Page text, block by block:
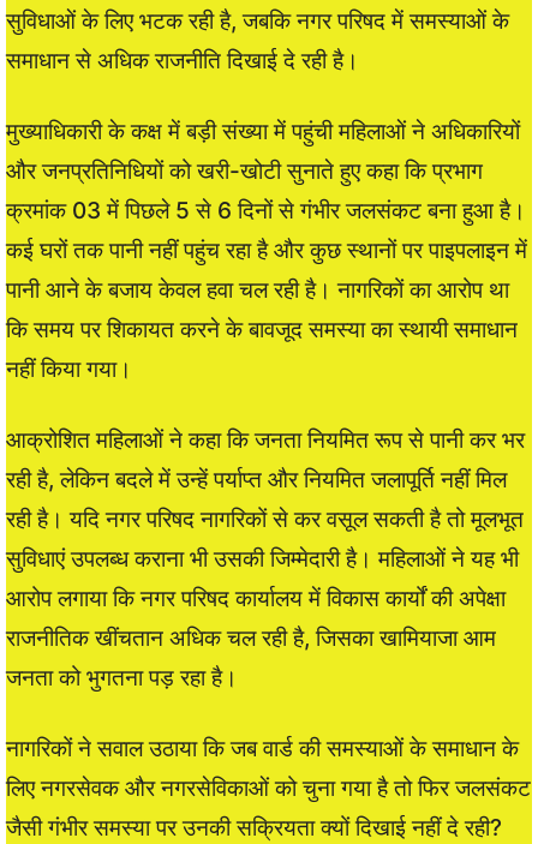
सुविधाओं के लिए भटक रही है, जबकि नगर परिषद में समस्याओं के
समाधान से अधिक राजनीति दिखाई दे रही है।
मुख्याधिकारी के कक्ष में बड़ी संख्या में पहुंची महिलाओं ने अधिकारियों
और जनप्रतिनिधियों को खरी-खोटी सुनाते हुए कहा कि प्रभाग
क्रमांक 03 में पिछले 5 से 6 दिनों से गंभीर जलसंकट बना हुआ है।
कई घरों तक पानी नहीं पहुंच रहा है और कुछ स्थानों पर पाइपलाइन में
पानी आने के बजाय केवल हवा चल रही है। नागरिकों का आरोप था
कि समय पर शिकायत करने के बावजूद समस्या का स्थायी समाधान
नहीं किया गया।
आक्रोशित महिलाओं ने कहा कि जनता नियमित रूप से पानी कर भर
रही है, लेकिन बदले में उन्हें पर्याप्त और नियमित जलापूर्ति नहीं मिल
रही है। यदि नगर परिषद नागरिकों से कर वसूल सकती है तो मूलभूत
सुविधाएं उपलब्ध कराना भी उसकी जिम्मेदारी है। महिलाओं ने यह भी
आरोप लगाया कि नगर परिषद कार्यालय में विकास कार्यों की अपेक्षा
राजनीतिक खींचतान अधिक चल रही है, जिसका खामियाजा आम
जनता को भुगतना पड़ रहा है।
नागरिकों ने सवाल उठाया कि जब वार्ड की समस्याओं के समाधान के
लिए नगरसेवक और नगरसेविकाओं को चुना गया है तो फिर जलसंकट
जैसी गंभीर समस्या पर उनकी सक्रियता क्यों दिखाई नहीं दे रही?